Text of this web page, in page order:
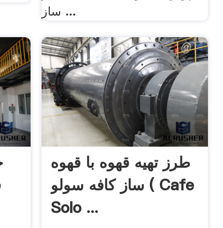
ساز ...
طرز تهیه قهوه با قهوه
ساز کافه سولو ( Cafe
Solo ...